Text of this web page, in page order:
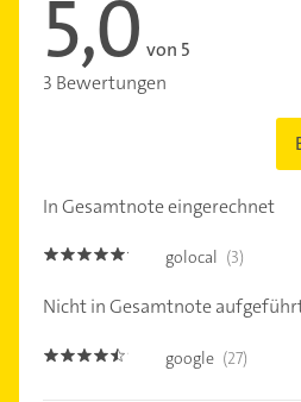
5,0 von 5
3 Bewertungen
In Gesamtnote eingerechnet
5.0 golocal (3)
Nicht in Gesamtnote
4.4 google (27)